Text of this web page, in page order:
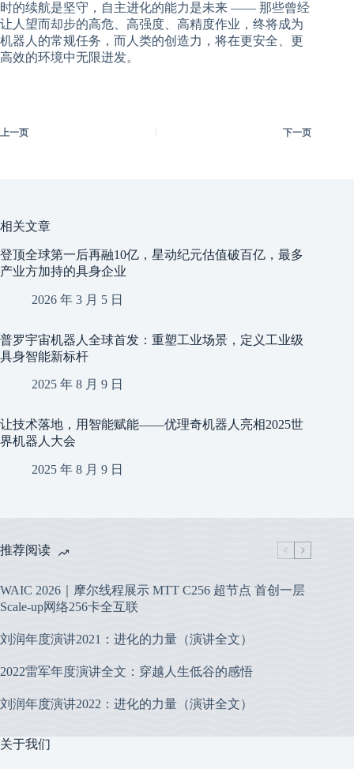
时的续航是坚守，自主进化的能力是未来 —— 那些曾经
让人望而却步的高危、高强度、高精度作业，终将成为
机器人的常规任务，而人类的创造力，将在更安全、更
高效的环境中无限迸发。
上一页 下一页
相关文章
登顶全球第一后再融10亿，星动纪元估值破百亿，最多
产业方加持的具身企业
2026 年 3 月 5 日
普罗宇宙机器人全球首发：重塑工业场景，定义工业级
具身智能新标杆
2025 年 8 月 9 日
让技术落地，用智能赋能——优理奇机器人亮相2025世
界机器人大会
2025 年 8 月 9 日
推荐阅读
WAIC 2026｜摩尔线程展示 MTT C256 超节点 首创一层
Scale-up网络256卡全互联
刘润年度演讲2021：进化的力量（演讲全文）
2022雷军年度演讲全文：穿越人生低谷的感悟
刘润年度演讲2022：进化的力量（演讲全文）
关于我们